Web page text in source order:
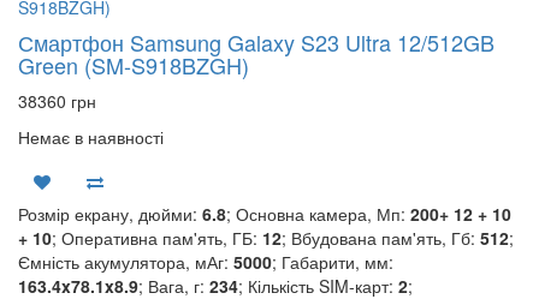
Смартфон Samsung Galaxy S23 Ultra 12/512GB
Green (SM-S918BZGH)
38360 грн
Немає в наявності
Розмір екрану, дюйми: 6.8; Основна камера, Мп: 200+ 12 + 10
+ 10; Оперативна пам'ять, ГБ: 12; Вбудована пам'ять, Гб: 512;
Ємність акумулятора, мАг: 5000; Габарити, мм:
163.4x78.1x8.9; Вага, г: 234; Кількість SIM-карт: 2;